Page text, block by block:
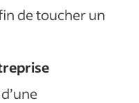
de toucher un